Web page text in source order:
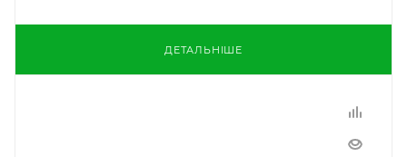
ДЕТАЛЬНІШЕ